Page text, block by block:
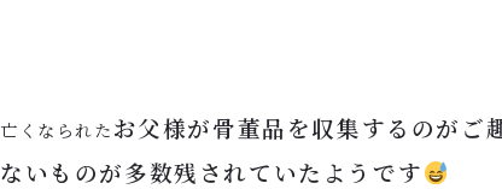
亡くなられた お父様が骨董品を収集するのがご
ないものが多数残されていたようです